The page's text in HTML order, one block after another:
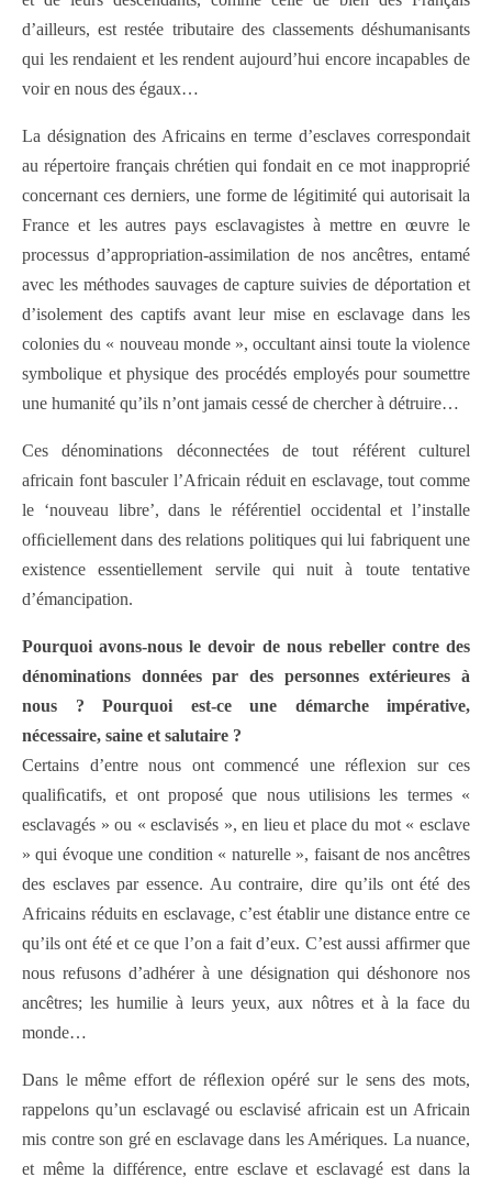
d’ailleurs, est restée tributaire des classements déshumanisants
qui les rendaient et les rendent aujourd’hui encore incapables de
voir en nous des égaux…
La désignation des Africains en terme d’esclaves correspondait
au répertoire français chrétien qui fondait en ce mot inapproprié
concernant ces derniers, une forme de légitimité qui autorisait la
France et les autres pays esclavagistes à mettre en œuvre le
processus d’appropriation-assimilation de nos ancêtres, entamé
avec les méthodes sauvages de capture suivies de déportation et
d’isolement des captifs avant leur mise en esclavage dans les
colonies du « nouveau monde », occultant ainsi toute la violence
symbolique et physique des procédés employés pour soumettre
une humanité qu’ils n’ont jamais cessé de chercher à détruire…
Ces dénominations déconnectées de tout référent culturel
africain font basculer l’Africain réduit en esclavage, tout comme
le ‘nouveau libre’, dans le référentiel occidental et l’installe
ofﬁciellement dans des relations politiques qui lui fabriquent une
existence essentiellement servile qui nuit à toute tentative
d’émancipation.
Pourquoi avons-nous le devoir de nous rebeller contre des
dénominations données par des personnes extérieures à
nous ? Pourquoi est-ce une démarche impérative,
nécessaire, saine et salutaire ?
Certains d’entre nous ont commencé une réﬂexion sur ces
qualiﬁcatifs, et ont proposé que nous utilisions les termes «
esclavagés » ou « esclavisés », en lieu et place du mot « esclave
» qui évoque une condition « naturelle », faisant de nos ancêtres
des esclaves par essence. Au contraire, dire qu’ils ont été des
Africains réduits en esclavage, c’est établir une distance entre ce
qu’ils ont été et ce que l’on a fait d’eux. C’est aussi afﬁrmer que
nous refusons d’adhérer à une désignation qui déshonore nos
ancêtres; les humilie à leurs yeux, aux nôtres et à la face du
monde…
Dans le même effort de réﬂexion opéré sur le sens des mots,
rappelons qu’un esclavagé ou esclavisé africain est un Africain
mis contre son gré en esclavage dans les Amériques. La nuance,
et même la différence, entre esclave et esclavagé est dans la